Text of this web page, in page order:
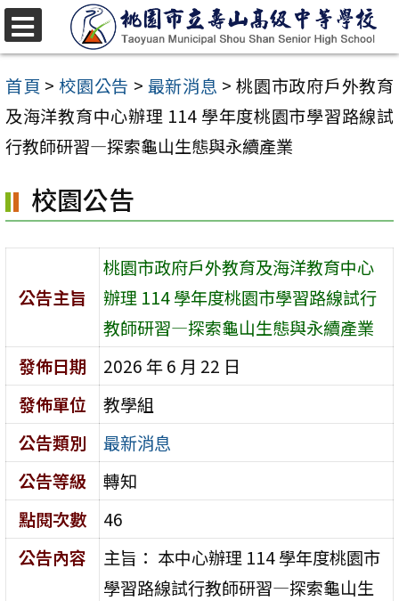
跳
至
主
要
內
區
首頁 > 校園公告 > 最新消息 > 桃園市政府戶外教育
及海洋教育中心辦理 114 學年度桃園市學習路線試
行教師研習—探索龜山生態與永續產業
校園公告
公告主旨
桃園市政府戶外教育及海洋教育中心
辦理 114 學年度桃園市學習路線試行
教師研習—探索龜山生態與永續產業
發佈日期
2026 年 6 月 22 日
發佈單位
教學組
公告類別
最新消息
公告等級
轉知
點閱次數
46
公告內容
主旨： 本中心辦理 114 學年度桃園市
學習路線試行教師研習—探索龜山生
選
單